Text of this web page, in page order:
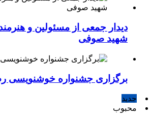
دیدار جمعی از مسئولین و
شهید صوفی
برگزاری جشنواره خوشنویسی
جدید
محبوب